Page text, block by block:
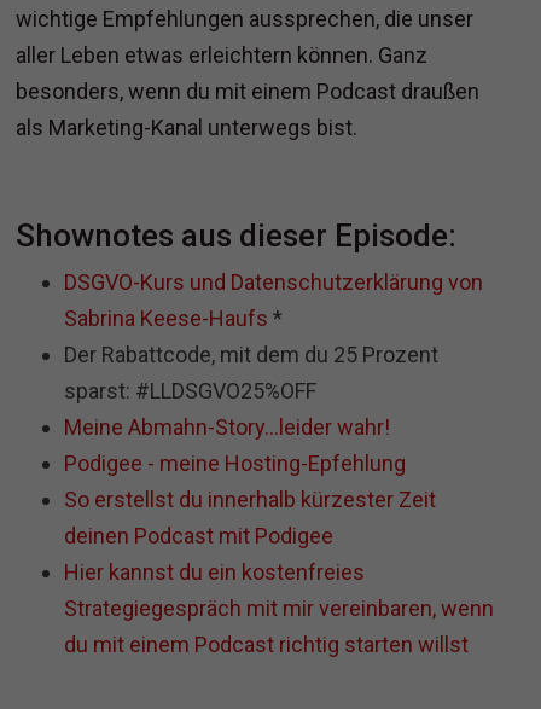
wichtige Empfehlungen aussprechen, die unser
aller Leben etwas erleichtern können. Ganz
besonders, wenn du mit einem Podcast draußen
als Marketing-Kanal unterwegs bist.
Shownotes aus dieser Episode:
DSGVO-Kurs und Datenschutzerklärung von
Sabrina Keese-Haufs *
Der Rabattcode, mit dem du 25 Prozent
sparst: #LLDSGVO25%OFF
Meine Abmahn-Story...leider wahr!
Podigee - meine Hosting-Epfehlung
So erstellst du innerhalb kürzester Zeit
deinen Podcast mit Podigee
Hier kannst du ein kostenfreies
Strategiegespräch mit mir vereinbaren, wenn
du mit einem Podcast richtig starten willst